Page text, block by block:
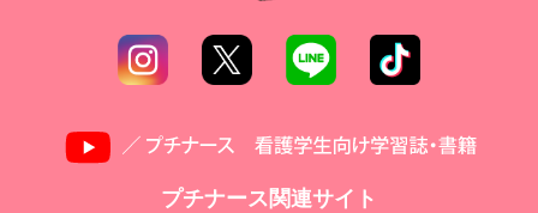
プチナース関連サイト